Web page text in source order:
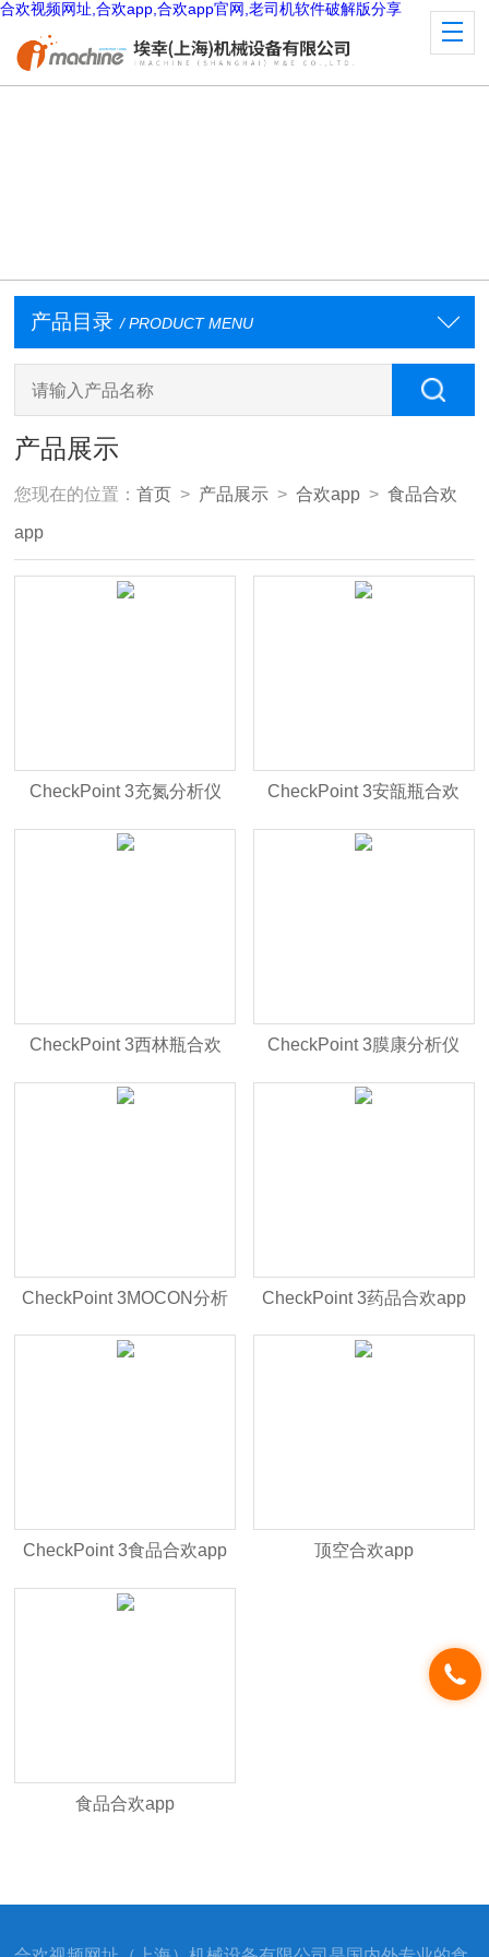
合欢视频网址,合欢app,合欢app官网,老司机软件破解版分享
产品目录 / PRODUCT MENU
产品展示
您现在的位置：首页 > 产品展示 >合欢app >食品合欢
app
CheckPoint 3充氮分析仪 CheckPoint 3安瓿瓶合欢
app
CheckPoint 3西林瓶合欢
app
CheckPoint 3膜康分析仪
CheckPoint 3MOCON分析
仪
CheckPoint 3药品合欢app
CheckPoint 3食品合欢app 顶空合欢app
食品合欢app